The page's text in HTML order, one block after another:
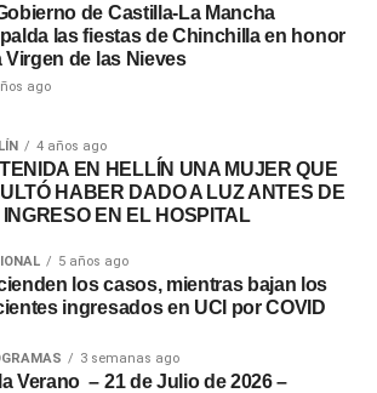
de Castilla-La Mancha
las fiestas de Chinchilla en honor
Virgen de las Nieves
ago
4 años ago
EN HELLÍN UNA MUJER QUE
HABER DADO A LUZ ANTES DE
INGRESO EN EL HOSPITAL
5 años ago
los casos, mientras bajan los
ingresados en UCI por COVID
3 semanas ago
Verano – 21 de Julio de 2026 –